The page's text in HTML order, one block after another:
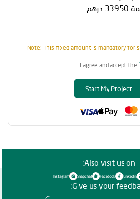
*Note: This fixed amount is mandatory for
I agree and accept the
Start My Project
Also visit us on:
Linkedin
Facebook
Snapchat
Instagram
Give us your